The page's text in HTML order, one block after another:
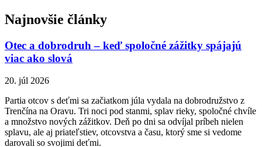
Najnovšie články
Otec a dobrodruh – keď spoločné zážitky spájajú
viac ako slová
20. júl 2026
Partia otcov s deťmi sa začiatkom júla vydala na dobrodružstvo z
Trenčína na Oravu. Tri noci pod stanmi, splav rieky, spoločné chvíle
a množstvo nových zážitkov. Deň po dni sa odvíjal príbeh nielen
splavu, ale aj priateľstiev, otcovstva a času, ktorý sme si vedome
darovali so svojimi deťmi.